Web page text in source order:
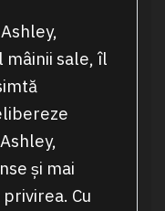
sale, îl
și mai
Cu